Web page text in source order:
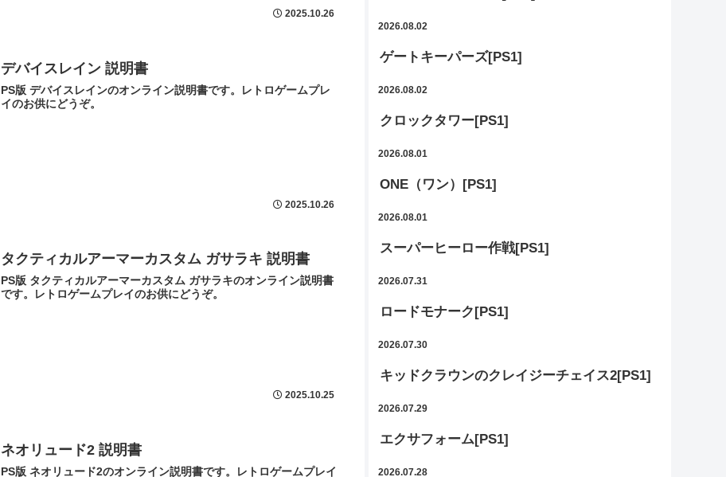
2025.10.26
デバイスレイン 説明書
PS版 デバイスレインのオンライン説明書です。レトロゲームプレ
イのお供にどうぞ。
2025.10.26
タクティカルアーマーカスタム ガサラキ 説明書
PS版 タクティカルアーマーカスタム ガサラキのオンライン説明書
です。レトロゲームプレイのお供にどうぞ。
2025.10.25
ネオリュード2 説明書
PS版 ネオリュード2のオンライン説明書です。レトロゲームプレイ
2026.08.02
ゲートキーパーズ[PS1]
2026.08.02
クロックタワー[PS1]
2026.08.01
ONE（ワン）[PS1]
2026.08.01
スーパーヒーロー作戦[PS1]
2026.07.31
ロードモナーク[PS1]
2026.07.30
キッドクラウンのクレイジーチェイス2[PS1]
2026.07.29
エクサフォーム[PS1]
2026.07.28